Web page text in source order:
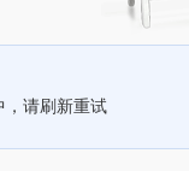
，请刷新重试